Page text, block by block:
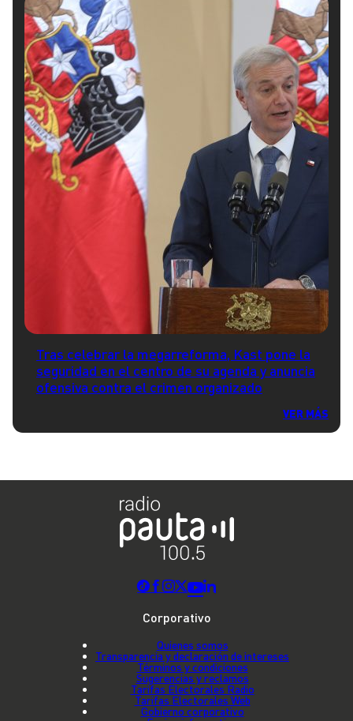
Tras celebrar la megarreforma, Kast pone la
seguridad en el centro de su agenda y anuncia
ofensiva contra el crimen organizado
VER MÁS
Corporativo
Quienes somos
Transparencia y declaración de intereses
Términos y condiciones
Sugerencias y reclamos
Tarifas Electorales Radio
Tarifas Electorales Web
Gobierno corporativo